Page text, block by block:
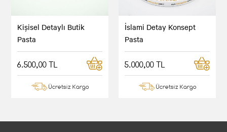
Kişisel Detaylı Butik
Pasta
6.500,00 TL
Ücretsiz Kargo
İslami Detay Konsept
Pasta
5.000,00 TL
Ücretsiz Kargo